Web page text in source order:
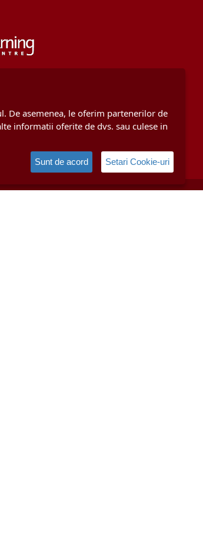
De asemenea, le oferim partenerilor de
informatii oferite de dvs. sau culese in
Sunt de acord Setari Cookie-uri